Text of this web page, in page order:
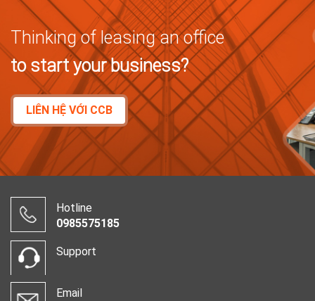
Thinking of leasing an office
to start your business?
LIÊN HỆ VỚI CCB
Hotline
0985575185
Support
Email